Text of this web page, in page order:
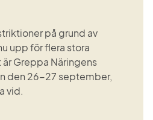
på grund av
upp för flera stora
Greppa Näringens
den 26-27 september,
vid.